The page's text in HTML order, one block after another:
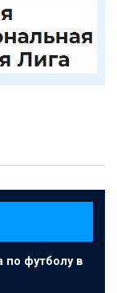
по футболу в